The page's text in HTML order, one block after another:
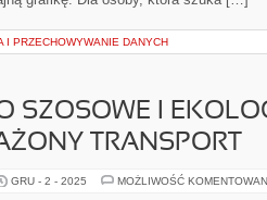
KULTURY I TRADYCJE
WIRNIKOWE
GRU - 13 - 2025 MOŻLIWOŚĆ
Oczyszczarki wirnikowe